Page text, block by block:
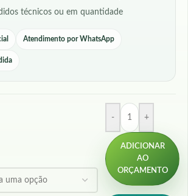
técnicos ou em quantidade
Atendimento por WhatsApp
- +
ADICIONAR
AO
ORÇAMENTO